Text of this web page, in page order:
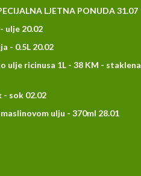
LJETNA PONUDA 31.07
ulje 20.02
- 0.5L 20.02
ulje ricinusa 1L - 38 KM - staklena
- sok 02.02
ulju - 370ml 28.01